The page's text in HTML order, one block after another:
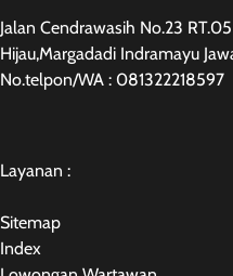
Jalan Cendrawasih No.23
Hijau,Margadadi Indramayu
No.telpon/WA : 081322218597
Layanan :
Sitemap
Index